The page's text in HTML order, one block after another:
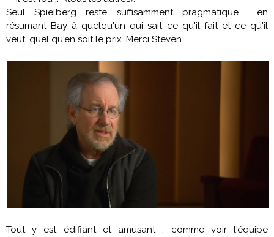
Seul Spielberg reste suffisamment pragmatique en
résumant Bay à quelqu'un qui sait ce qu'il fait et ce qu'il
veut, quel qu'en soit le prix. Merci Steven.
Tout y est édifiant et amusant : comme voir l'équipe